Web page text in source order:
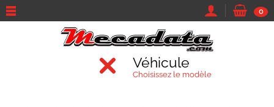
0
Véhicule
Choisissez le modèle